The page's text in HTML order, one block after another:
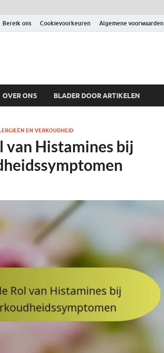
Bereik ons Cookievoorkeuren Algemene voorwaarden
OVER ONS BLADER DOOR ARTIKELEN
EN VERKOUDHEID
van Histamines bij